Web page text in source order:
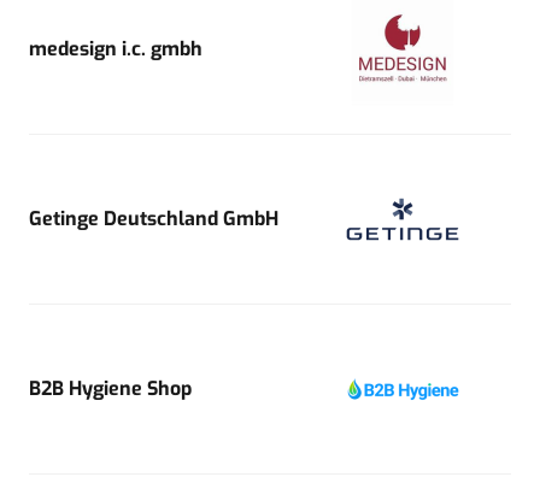
medesign i.c. gmbh
Getinge Deutschland GmbH
B2B Hygiene Shop